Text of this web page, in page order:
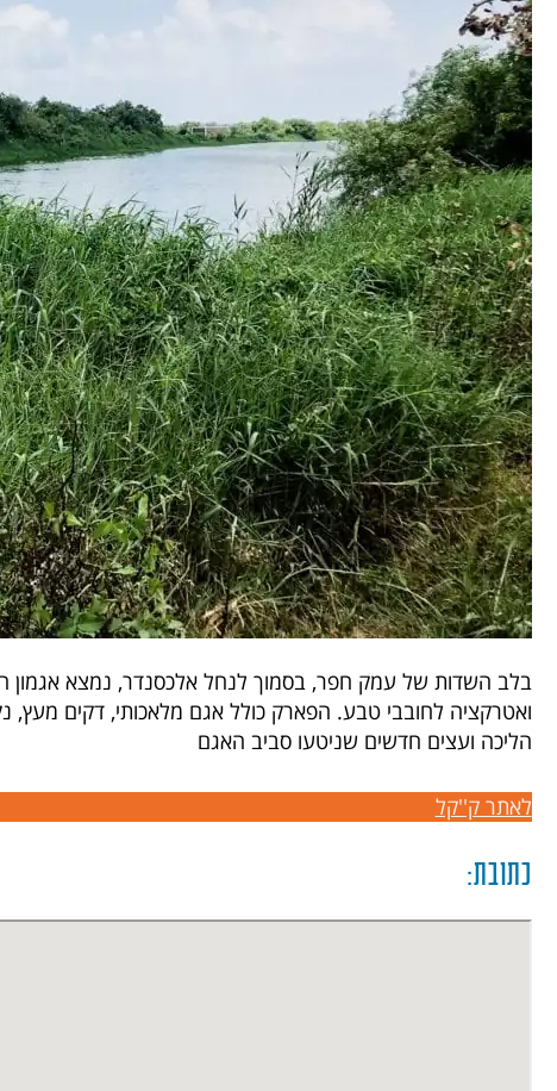
בלב השדות של עמק חפר, בסמוך לנחל אלכסנדר, נמצא אגמון
ואטרקציה לחובבי טבע. הפארק כולל אגם מלאכותי, דקים מעץ,
הליכה ועצים חדשים שניטעו סביב האגם
לאתר ק''קל
כתובת: